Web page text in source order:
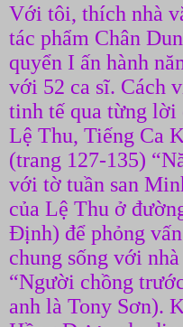
Với tôi, thích nhà
tác phẩm Chân
quyển I ấn hành
với 52 ca sĩ. Cách
tinh tế qua từng
Lệ Thu, Tiếng Ca
(trang 127-135)
với tờ tuần san
của Lệ Thu ở
Định) để phỏng
chung sống với
“Người chồng
anh là Tony Sơn).